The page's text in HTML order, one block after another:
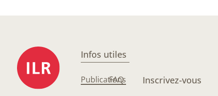
Infos utiles
Publications
FAQ Inscrivez-vous